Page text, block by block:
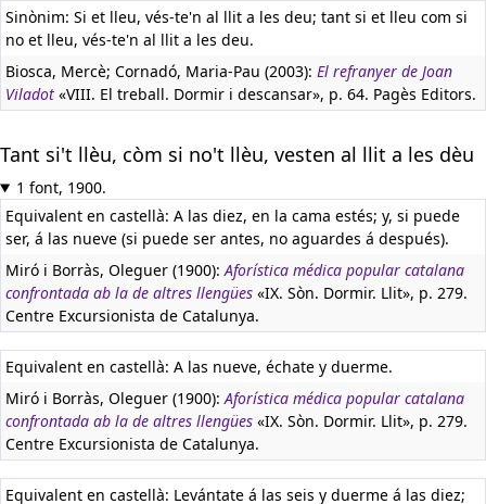
Sinònim: Si et lleu, vés-te'n al llit a les deu; tant si et lleu com si
no et lleu, vés-te'n al llit a les deu.
Biosca, Mercè; Cornadó, Maria-Pau (2003): El refranyer de Joan
Viladot «VIII. El treball. Dormir i descansar», p. 64. Pagès Editors.
Tant si't llèu, còm si no't llèu, vesten al llit a les dèu
1 font, 1900.
Equivalent en castellà: A las diez, en la cama estés; y, si puede
ser, á las nueve (si puede ser antes, no aguardes á después).
Miró i Borràs, Oleguer (1900):Aforística médica popular catalana
confrontada ab la de altres llengües «IX. Sòn. Dormir. Llit», p. 279.
Centre Excursionista de Catalunya.
Equivalent en castellà: A las nueve, échate y duerme.
Miró i Borràs, Oleguer (1900):Aforística médica popular catalana
confrontada ab la de altres llengües «IX. Sòn. Dormir. Llit», p. 279.
Centre Excursionista de Catalunya.
Equivalent en castellà: Levántate á las seis y duerme á las diez;